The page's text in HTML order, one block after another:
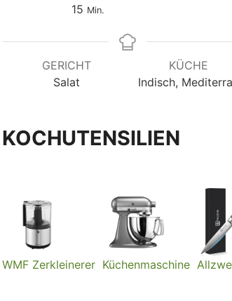
15 Min.
GERICHT
Salat
KÜCHE
Indisch,
KOCHUTENSILIEN
WMF Zerkleinerer Küchenmaschine